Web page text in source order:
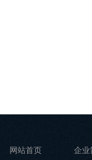
网站首页 企业